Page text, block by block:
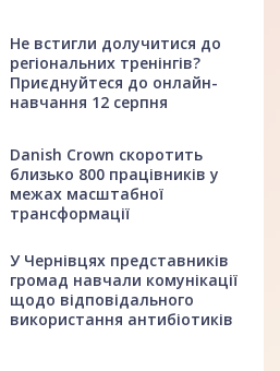
Не встигли долучитися до
регіональних тренінгів?
Приєднуйтеся до онлайн-
навчання 12 серпня
Danish Crown скоротить
близько 800 працівників у
межах масштабної
трансформації
У Чернівцях представників
громад навчали комунікації
щодо відповідального
використання антибіотиків